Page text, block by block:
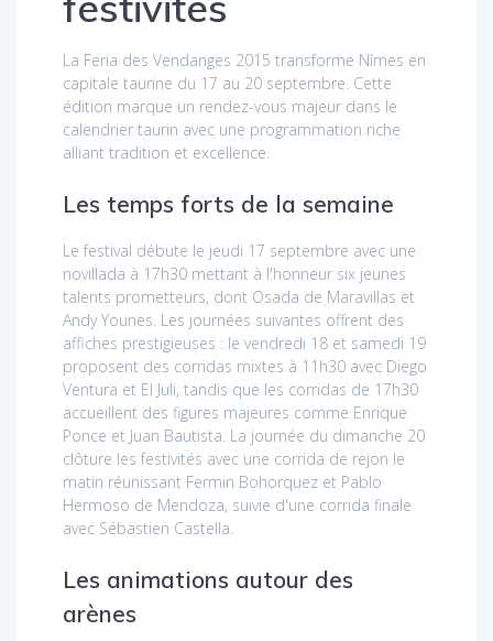
La Feria des Vendanges 2015 transforme Nîmes en
capitale taurine du 17 au 20 septembre. Cette
édition marque un rendez-vous majeur dans le
calendrier taurin avec une programmation riche
alliant tradition et excellence.
Les temps forts de la semaine
Le festival débute le jeudi 17 septembre avec une
novillada à 17h30 mettant à l'honneur six jeunes
talents prometteurs, dont Osada de Maravillas et
Andy Younes. Les journées suivantes offrent des
affiches prestigieuses : le vendredi 18 et samedi 19
proposent des corridas mixtes à 11h30 avec Diego
Ventura et El Juli, tandis que les corridas de 17h30
accueillent des figures majeures comme Enrique
Ponce et Juan Bautista. La journée du dimanche 20
clôture les festivités avec une corrida de rejon le
matin réunissant Fermin Bohorquez et Pablo
Hermoso de Mendoza, suivie d'une corrida finale
avec Sébastien Castella.
Les animations autour des
arènes